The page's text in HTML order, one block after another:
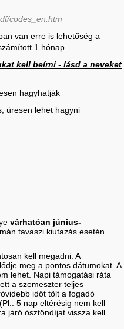
codes_en.htm
van erre is lehetőség a
1 hónap
kell beírni - lásd a neveket
hagyhatják
üresen lehet hagyni
várhatóan június-
tavaszi kiutazás esetén.
kell megadni. A
meg a pontos dátumokat. A
lehet. Napi támogatási ráta
a szemeszter teljes
időt tölt a fogadó
5 nap eltérésig nem kell
járó ösztöndíjat vissza kell